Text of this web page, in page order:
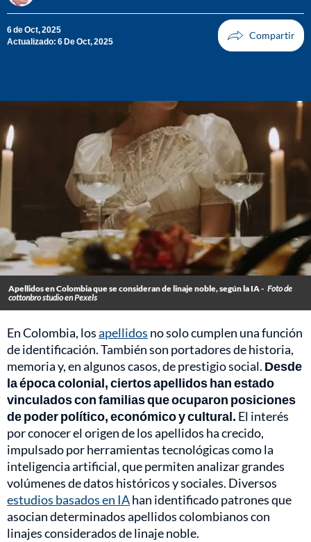
6 de Oct, 2025
Actualizado: 6 De Oct, 2025
Apellidos en Colombia que se consideran de linaje noble, según la IA - Foto de
cottonbro studio en Pexels
En Colombia, losapellidos no solo cumplen una función
de identificación. También son portadores de historia,
memoria y, en algunos casos, de prestigio social. Desde
la época colonial, ciertos apellidos han estado
vinculados con familias que ocuparon posiciones
de poder político, económico y cultural. El interés
por conocer el origen de los apellidos ha crecido,
impulsado por herramientas tecnológicas como la
inteligencia artificial, que permiten analizar grandes
volúmenes de datos históricos y sociales. Diversos
estudios basados en IAhan identificado patrones que
asocian determinados apellidos colombianos con
linajes considerados de linaje noble.